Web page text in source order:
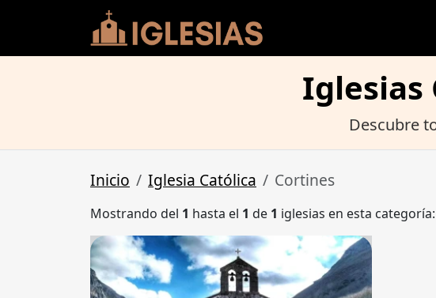
Iglesias
Descubre
Inicio Iglesia Católica Cortines
Mostrando del 1 hasta el 1 de 1 iglesias en esta categoría: